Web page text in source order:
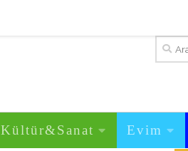
Arama:
Kültür&Sanat Evim